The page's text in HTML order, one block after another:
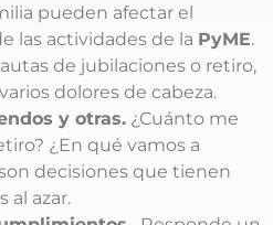
pueden afectar el
las actividades de la PyME.
de jubilaciones o retiro,
dolores de cabeza.
y otras. ¿Cuánto me
¿En qué vamos a
decisiones que tienen
al azar.